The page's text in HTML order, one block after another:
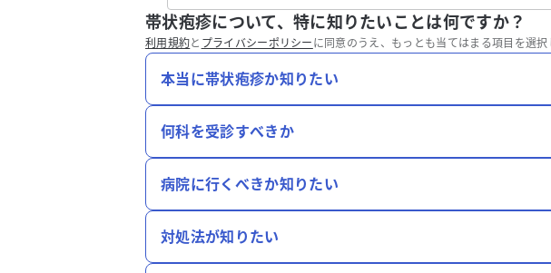
帯状疱疹について、特に知りたいことは何ですか？
利用規約と プライバシーポリシー に同意のうえ、もっとも当てはまる項目を選択
本当に帯状疱疹か知りたい
何科を受診すべきか
病院に行くべきか知りたい
対処法が知りたい